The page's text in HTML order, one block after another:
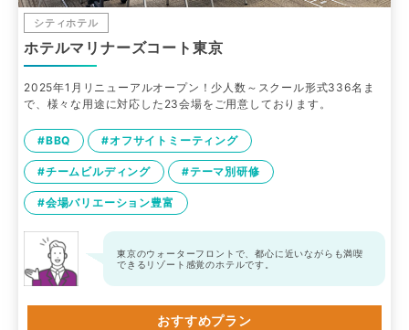
シティホテル
ホテルマリナーズコート東京
2025年1月リニューアルオープン！少人数～スクール形式336名ま
で、様々な用途に対応した23会場をご用意しております。
#BBQ #オフサイトミーティング
#チームビルディング #テーマ別研修
#会場バリエーション豊富
東京のウォーターフロントで、都心に近いながらも満喫
できるリゾート感覚のホテルです。
おすすめプラン